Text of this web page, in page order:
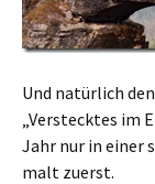
Und natürlich
„Verstecktes im
Jahr nur in einer
malt zuerst.